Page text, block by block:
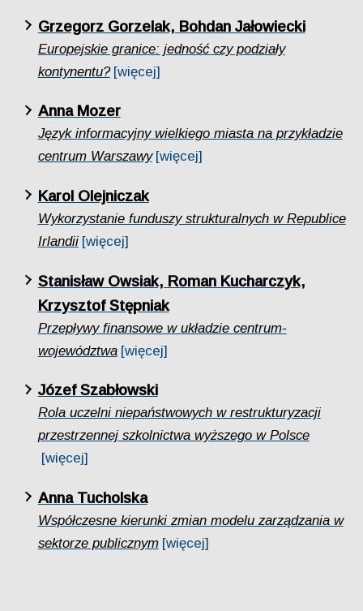
Grzegorz Gorzelak, Bohdan Jałowiecki
Europejskie granice: jedność czy podziały
kontynentu? [więcej]
Anna Mozer
Język informacyjny wielkiego miasta na przykładzie
centrum Warszawy [więcej]
Karol Olejniczak
Wykorzystanie funduszy strukturalnych w Republice
Irlandii [więcej]
Stanisław Owsiak, Roman Kucharczyk,
Krzysztof Stępniak
Przepływy finansowe w układzie centrum-
województwa [więcej]
Józef Szabłowski
Rola uczelni niepaństwowych w restrukturyzacji
przestrzennej szkolnictwa wyższego w Polsce
[więcej]
Anna Tucholska
Współczesne kierunki zmian modelu zarządzania w
sektorze publicznym [więcej]